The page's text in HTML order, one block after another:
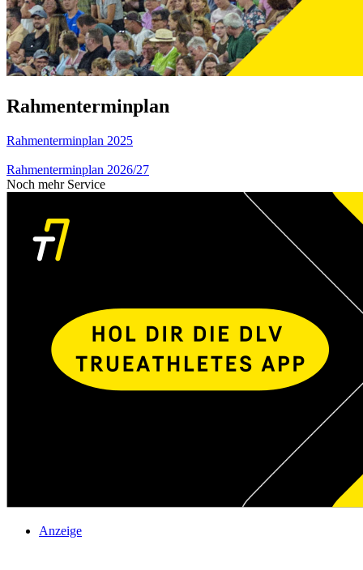
Rahmenterminplan
Rahmenterminplan 2025
Rahmenterminplan 2026/27
Noch mehr Service
Anzeige